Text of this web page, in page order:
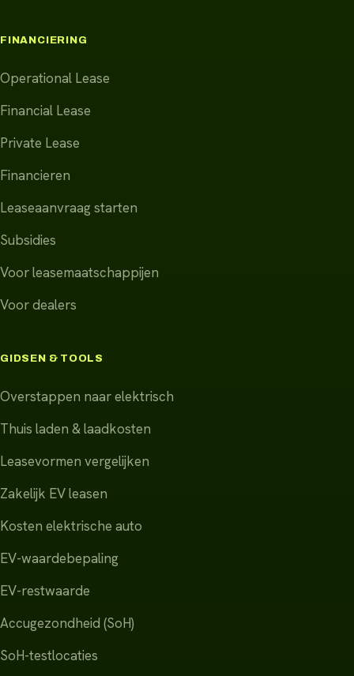
FINANCIERING
Operational Lease
Financial Lease
Private Lease
Financieren
Leaseaanvraag starten
Subsidies
Voor leasemaatschappijen
Voor dealers
GIDSEN & TOOLS
Overstappen naar elektrisch
Thuis laden & laadkosten
Leasevormen vergelijken
Zakelijk EV leasen
Kosten elektrische auto
EV-waardebepaling
EV-restwaarde
Accugezondheid (SoH)
SoH-testlocaties